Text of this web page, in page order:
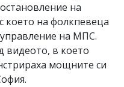
на
което на фолкпевеца
на МПС.
видеото, в което
мощните си